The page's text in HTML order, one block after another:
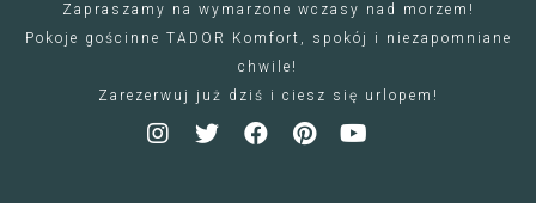
Zapraszamy na wymarzone wczasy nad morzem!
Pokoje gościnne TADOR Komfort, spokój i niezapomniane
chwile!
Zarezerwuj już dziś i ciesz się urlopem!